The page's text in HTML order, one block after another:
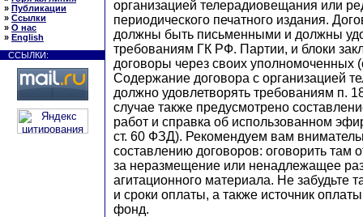
» Публикации
» Ссылки
» О нас
» English
ССЫЛКИ:
организацией телерадиовещания или
периодического печатного издания.
должны быть письменными и должны
требованиям ГК РФ. Партии, и блоки
договоры через своих уполномоченных
Содержание договора с организацией
должно удовлетворять требованиям п.
случае также предусмотрено
работ и справка об использованном
ст. 60 ФЗД). Рекомендуем вам
составлению договоров: оговорить там
за неразмещение или ненадлежащее
агитационного материала. Не забудьте
и сроки оплаты, а также источник
фонд.